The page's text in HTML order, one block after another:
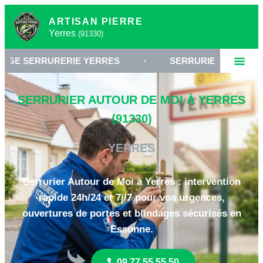
ARTISAN PIERRE
Yerres (91330)
YERRES • SERRURIER 91330 ESSONNE
SERRURIER AUTOUR DE MOI À YERRES
(91330)
YERRES
Serrurier Autour de Moi à Yerres : intervention
rapide 24h/24 et 7j/7 pour vos urgences,
ouvertures de portes et blindages sécurisés en
Essonne.